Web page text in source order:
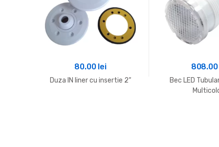
80.00 lei
Duza IN liner cu insertie 2“
Bec LED